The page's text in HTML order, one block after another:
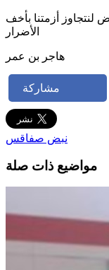
لنتجاوز أزمتنا بأخف
الأضرار
هاجر بن عمر
مشاركة
نبض صفاقس
مواضيع ذات صلة